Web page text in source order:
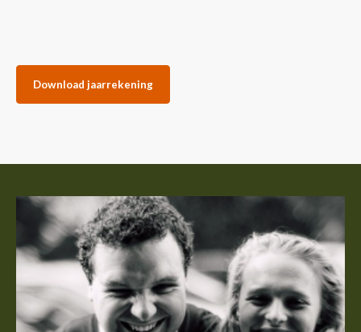
Download jaarrekening